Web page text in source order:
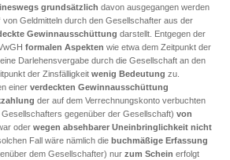
grundsätzlich davon ausgegangen werden
von Geldmitteln durch den Gesellschafter aus der
Gewinnausschüttung darstellt. Entgegen der
formalen Aspekten wie etwa dem Zeitpunkt der
Darlehensvergabe durch die Gesellschaft an den
der Zinsfälligkeit wenig Bedeutung zu.
einer verdeckten Gewinnausschüttung
der auf dem Verrechnungskonto verbuchten
Gesellschafters gegenüber der Gesellschaft) von
oder wegen absehbarer Uneinbringlichkeit nicht
Fall wäre nämlich die buchmäßige Erfassung
dem Gesellschafter) nur zum Schein erfolgt